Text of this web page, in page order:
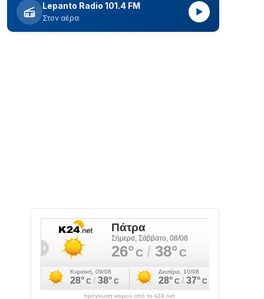
Lepanto Radio 101.4 FM
Στον αέρα
▶
πρόγνωση καιρού από το k24.net